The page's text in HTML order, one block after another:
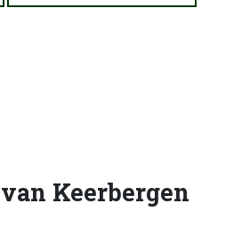
Keerbergen